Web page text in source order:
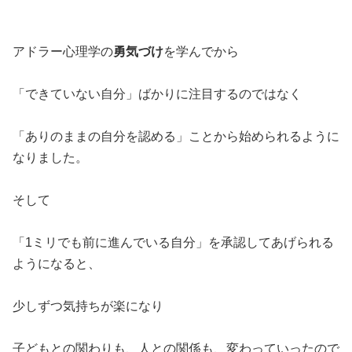
アドラー心理学の勇気づけを学んでから
「できていない自分」ばかりに注目するのではなく
「ありのままの自分を認める」ことから始められるように
なりました。
そして
「1ミリでも前に進んでいる自分」を承認してあげられる
ようになると、
少しずつ気持ちが楽になり
子どもとの関わりも、人との関係も、変わっていったので